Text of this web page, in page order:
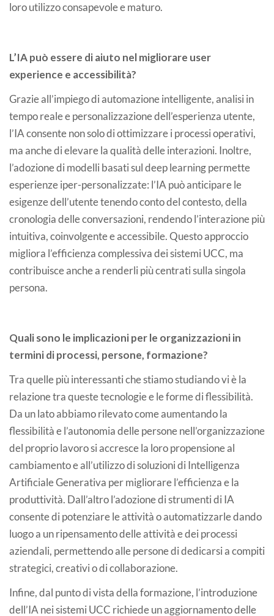
loro utilizzo consapevole e maturo.
L’IA può essere di aiuto nel migliorare user
experience e accessibilità?
Grazie all’impiego di automazione intelligente, analisi in
tempo reale e personalizzazione dell’esperienza utente,
l’IA consente non solo di ottimizzare i processi operativi,
ma anche di elevare la qualità delle interazioni. Inoltre,
l’adozione di modelli basati sul deep learning permette
esperienze iper-personalizzate: l’IA può anticipare le
esigenze dell’utente tenendo conto del contesto, della
cronologia delle conversazioni, rendendo l’interazione più
intuitiva, coinvolgente e accessibile. Questo approccio
migliora l’efficienza complessiva dei sistemi UCC, ma
contribuisce anche a renderli più centrati sulla singola
persona.
Quali sono le implicazioni per le organizzazioni in
termini di processi, persone, formazione?
Tra quelle più interessanti che stiamo studiando vi è la
relazione tra queste tecnologie e le forme di flessibilità.
Da un lato abbiamo rilevato come aumentando la
flessibilità e l’autonomia delle persone nell’organizzazione
del proprio lavoro si accresce la loro propensione al
cambiamento e all’utilizzo di soluzioni di Intelligenza
Artificiale Generativa per migliorare l’efficienza e la
produttività. Dall’altro l’adozione di strumenti di IA
consente di potenziare le attività o automatizzarle dando
luogo a un ripensamento delle attività e dei processi
aziendali, permettendo alle persone di dedicarsi a compiti
strategici, creativi o di collaborazione.
Infine, dal punto di vista della formazione, l’introduzione
dell’IA nei sistemi UCC richiede un aggiornamento delle